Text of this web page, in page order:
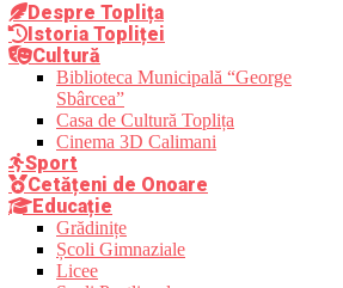
Despre Toplița
Istoria Topliței
Cultură
Biblioteca Municipală “George
Sbârcea”
Casa de Cultură Toplița
Cinema 3D Calimani
Sport
Cetățeni de Onoare
Educație
Grădinițe
Școli Gimnaziale
Licee